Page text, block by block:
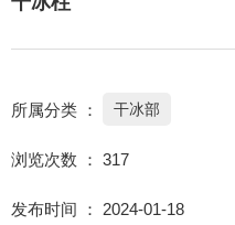
所属分类 ： 干冰部
浏览次数 ： 317
发布时间 ： 2024-01-18